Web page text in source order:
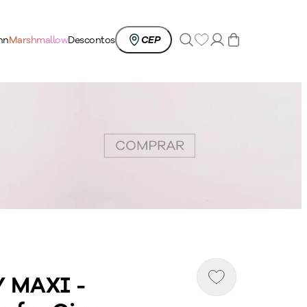
MarshmallowDescontos CEP
MAXI -